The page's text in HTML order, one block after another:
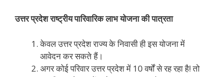
उत्तर प्रदेश राष्ट्रीय पारिवारिक लाभ योजना की पात्रता
केवल उत्तर प्रदेश राज्य के निवासी ही इस योजना में
आवेदन कर सकते हैं।
अगर कोई परिवार उत्तर प्रदेश में 10 वर्षों से रह रहा है! तो